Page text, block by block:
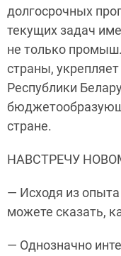
долгосрочных
текущих задач
не только
страны,
Республики
стране.
НАВСТРЕЧУ
— Исходя из опыта
можете сказать,
— Однозначно